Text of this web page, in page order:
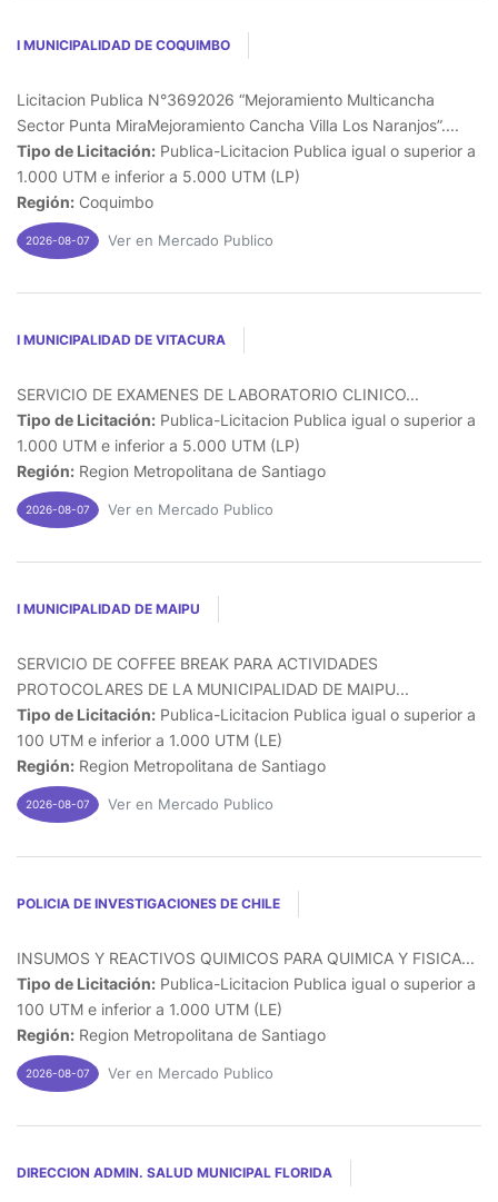
I MUNICIPALIDAD DE COQUIMBO
Licitacion Publica N°3692026 “Mejoramiento Multicancha
Sector Punta MiraMejoramiento Cancha Villa Los Naranjos”....
Tipo de Licitación: Publica-Licitacion Publica igual o superior a
1.000 UTM e inferior a 5.000 UTM (LP)
Región: Coquimbo
2026-08-07 Ver en Mercado Publico
I MUNICIPALIDAD DE VITACURA
SERVICIO DE EXAMENES DE LABORATORIO CLINICO...
Tipo de Licitación: Publica-Licitacion Publica igual o superior a
1.000 UTM e inferior a 5.000 UTM (LP)
Región: Region Metropolitana de Santiago
2026-08-07 Ver en Mercado Publico
I MUNICIPALIDAD DE MAIPU
SERVICIO DE COFFEE BREAK PARA ACTIVIDADES
PROTOCOLARES DE LA MUNICIPALIDAD DE MAIPU...
Tipo de Licitación: Publica-Licitacion Publica igual o superior a
100 UTM e inferior a 1.000 UTM (LE)
Región: Region Metropolitana de Santiago
2026-08-07 Ver en Mercado Publico
POLICIA DE INVESTIGACIONES DE CHILE
INSUMOS Y REACTIVOS QUIMICOS PARA QUIMICA Y FISICA...
Tipo de Licitación: Publica-Licitacion Publica igual o superior a
100 UTM e inferior a 1.000 UTM (LE)
Región: Region Metropolitana de Santiago
2026-08-07 Ver en Mercado Publico
DIRECCION ADMIN. SALUD MUNICIPAL FLORIDA